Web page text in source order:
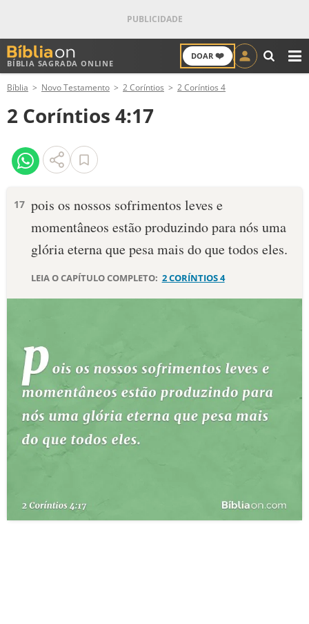
BÍBLIA SAGRADA ONLINE
DOAR ❤️
ANTIGO TESTAMENTO
NOVO TESTAMENTO
VERSÍCULOS
PALAVRA DO DIA
DEVOCIONAL DIÁRIO
ESTUDOS BÍBLICOS
ESBOÇOS DE PREGAÇÃO
TEMAS
TERMO BÍBLICO
Bíblia Novo Testamento 2 Coríntios 2 Coríntios 4
2 Coríntios 4:17
17 pois os nossos sofrimentos leves e
momentâneos estão produzindo para nós uma
glória eterna que pesa mais do que todos eles.
LEIA O CAPÍTULO COMPLETO: 2 CORÍNTIOS 4